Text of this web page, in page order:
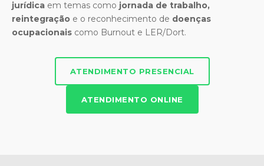
jurídica em temas como jornada de trabalho,
reintegração e o reconhecimento de doenças
ocupacionais como Burnout e LER/Dort.
ATENDIMENTO PRESENCIAL
ATENDIMENTO ONLINE